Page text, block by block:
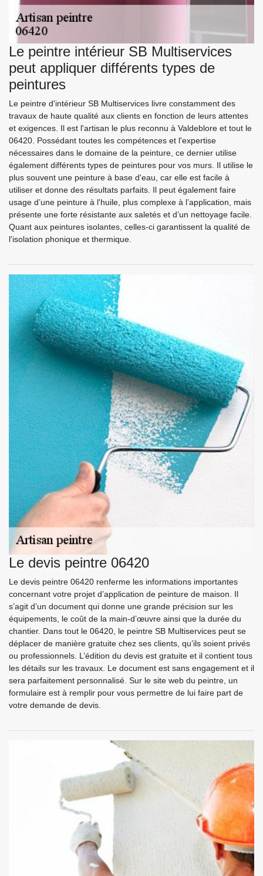
Le peintre intérieur SB Multiservices
peut appliquer différents types de
peintures
Le peintre d'intérieur SB Multiservices livre constamment des
travaux de haute qualité aux clients en fonction de leurs attentes
et exigences. Il est l'artisan le plus reconnu à Valdeblore et tout le
06420. Possédant toutes les compétences et l'expertise
nécessaires dans le domaine de la peinture, ce dernier utilise
également différents types de peintures pour vos murs. Il utilise le
plus souvent une peinture à base d'eau, car elle est facile à
utiliser et donne des résultats parfaits. Il peut également faire
usage d’une peinture à l'huile, plus complexe à l’application, mais
présente une forte résistante aux saletés et d’un nettoyage facile.
Quant aux peintures isolantes, celles-ci garantissent la qualité de
l'isolation phonique et thermique.
Le devis peintre 06420
Le devis peintre 06420 renferme les informations importantes
concernant votre projet d’application de peinture de maison. Il
s’agit d’un document qui donne une grande précision sur les
équipements, le coût de la main-d’œuvre ainsi que la durée du
chantier. Dans tout le 06420, le peintre SB Multiservices peut se
déplacer de manière gratuite chez ses clients, qu’ils soient privés
ou professionnels. L’édition du devis est gratuite et il contient tous
les détails sur les travaux. Le document est sans engagement et il
sera parfaitement personnalisé. Sur le site web du peintre, un
formulaire est à remplir pour vous permettre de lui faire part de
votre demande de devis.